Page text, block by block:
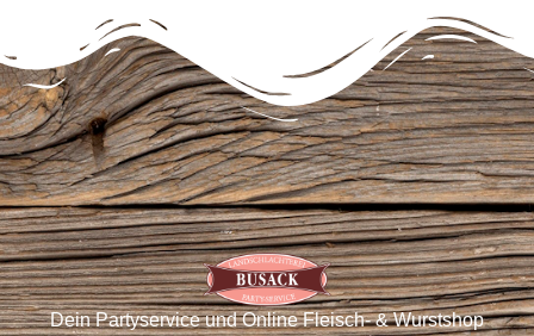
Dein Partyservice und Online Fleisch- & Wurstshop